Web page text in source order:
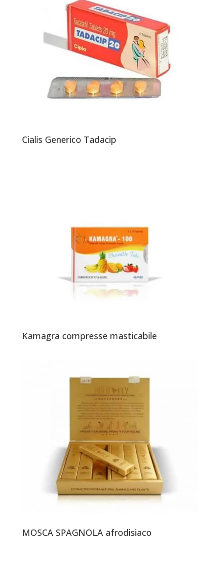
Cialis Generico Tadacip
Kamagra compresse masticabile
MOSCA SPAGNOLA afrodisiaco